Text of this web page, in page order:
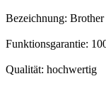
Bezeichnung:
Funktionsgarantie:
Qualität: hochwertig